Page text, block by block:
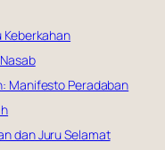
Keberkahan
Manifesto Peradaban
dan Juru Selamat